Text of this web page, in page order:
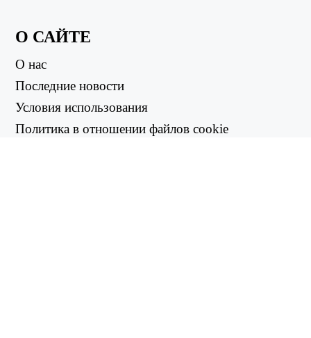
О САЙТЕ
О нас
Последние новости
Условия использования
Политика в отношении файлов cookie